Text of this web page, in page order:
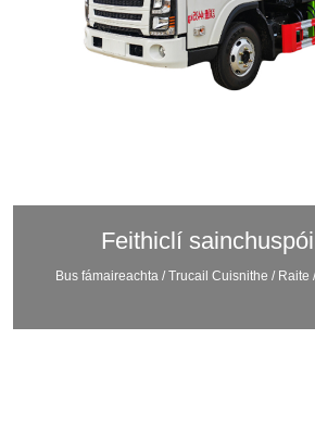
Feithiclí
Bus fámaireachta / Trucail Cuisnithe /